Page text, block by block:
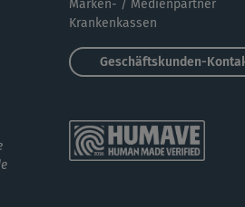
Kurs 🙂 - aber eigentlich, wie hier
Alexandra479
Marken- / Medienpartner
Krankenkassen
Geschäftskunden-